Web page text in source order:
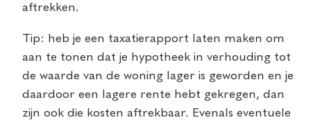
aftrekken.
Tip: heb je een taxatierapport laten maken om
aan te tonen dat je hypotheek in verhouding tot
de waarde van de woning lager is geworden en je
daardoor een lagere rente hebt gekregen, dan
zijn ook die kosten aftrekbaar. Evenals eventuele